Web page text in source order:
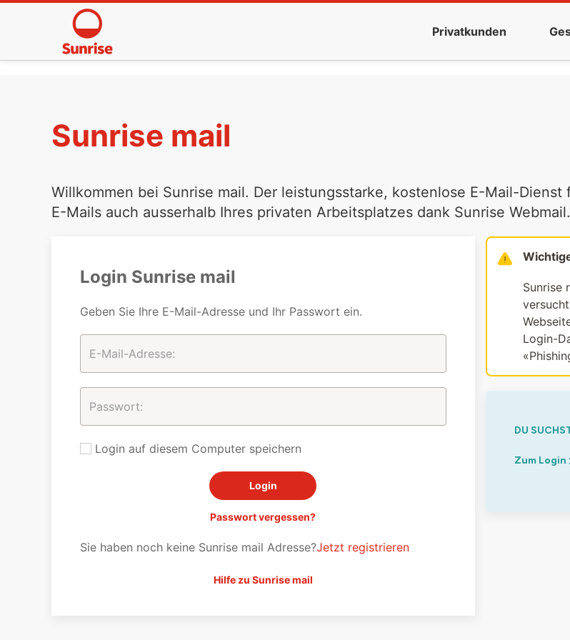
Privatkunden
Sunrise mail
Willkommen bei Sunrise mail. Der leistungsstarke, kostenlose E-Mail-
E-Mails auch ausserhalb Ihres privaten Arbeitsplatzes dank Sunrise Webmail.
Login Sunrise mail
Geben Sie Ihre E-Mail-Adresse und Ihr Passwort ein.
Login auf diesem Computer speichern
Passwort vergessen?
Sie haben noch keine Sunrise mail Adresse?Jetzt registrieren
Hilfe zu Sunrise mail
Sunrise
Login-
DU
Zum Login